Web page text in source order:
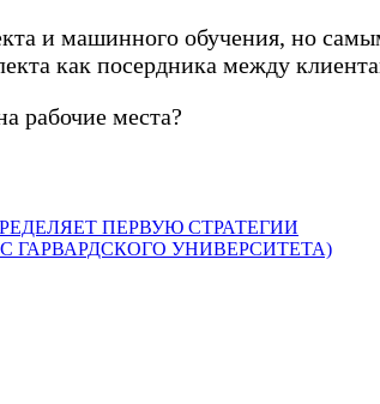
и машинного обучения, но
как посердника между
рабочие места?
ПЕРВУЮ СТРАТЕГИИ
ГАРВАРДСКОГО УНИВЕРСИТЕТА)